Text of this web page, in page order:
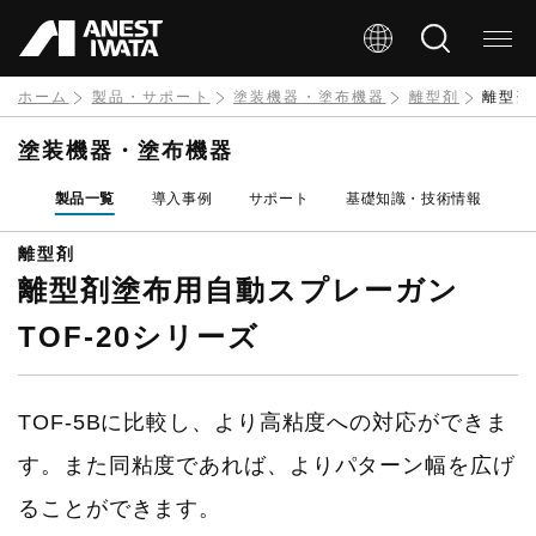
イ
ン
ン
ツ
に
ホーム 製品・サポート 塗装機器・塗布機器 離型剤 離型
離型剤
離型剤塗布用自動スプレーガン
TOF-20シリーズ
TOF-5Bに比較し、より高粘度への対応ができま
す。また同粘度であれば、よりパターン幅を広げ
ることができます。
塗装機器・塗布機器
製品一覧 導入事例 サポート 基礎知識・技術情報